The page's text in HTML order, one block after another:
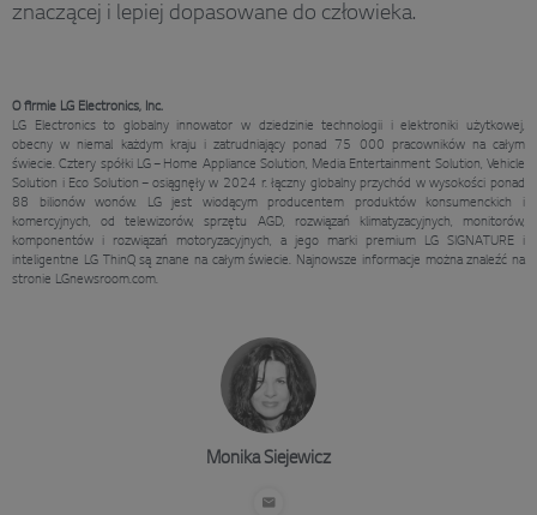
znaczącej i lepiej dopasowane do człowieka.
O firmie LG Electronics, Inc.
LG Electronics to globalny innowator w dziedzinie technologii i elektroniki użytkowej,
obecny w niemal każdym kraju i zatrudniający ponad 75 000 pracowników na całym
świecie. Cztery spółki LG – Home Appliance Solution, Media Entertainment Solution, Vehicle
Solution i Eco Solution – osiągnęły w 2024 r. łączny globalny przychód w wysokości ponad
88 bilionów wonów. LG jest wiodącym producentem produktów konsumenckich i
komercyjnych, od telewizorów, sprzętu AGD, rozwiązań klimatyzacyjnych, monitorów,
komponentów i rozwiązań motoryzacyjnych, a jego marki premium LG SIGNATURE i
inteligentne LG ThinQ są znane na całym świecie. Najnowsze informacje można znaleźć na
stronie LGnewsroom.com.
Monika Siejewicz